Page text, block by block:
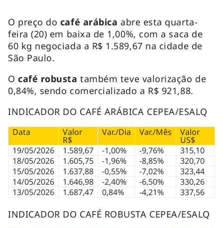
O preço do café arábica abre esta quarta-
feira (20) em baixa de 1,00%, com a saca de
60 kg negociada a R$ 1.589,67 na cidade de
São Paulo.
Ocafé robustatambém teve valorização de
0,84%, sendo comercializado a R$ 921,88.
INDICADOR DO CAFÉ ARÁBICA CEPEA/ESALQ
Data Valor
R$
Var./Dia Var./Mês Valor
US$
19/05/2026
1.589,67 -1,00% -9,76%
315,10
18/05/2026
1.605,75 -1,96% -8,85%
320,70
15/05/2026
1.637,88 -0,55% -7,02%
323,44
14/05/2026
1.646,98 -2,40% -6,50%
330,26
13/05/2026
1.687,47 0,84% -4,21% 337,56
INDICADOR DO CAFÉ ROBUSTA CEPEA/ESALQ